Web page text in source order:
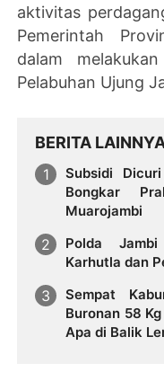
aktivitas
Pemerintah
dalam
Pelabuhan Ujung
BERITA
Subsidi
Bongkar
Muarojambi
Polda
Karhutla dan
Sempat
Buronan 58
Apa di Balik